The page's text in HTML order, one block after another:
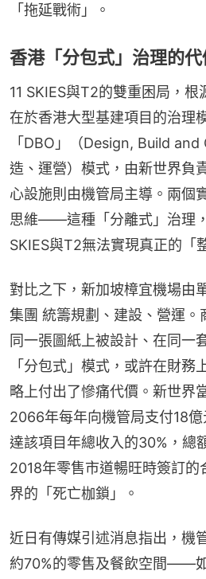
「拖延戰術」。
香港「分包式」治理的代
11 SKIES與T2的雙重困局，
在於香港大型基建項目的治理
「DBO」（Design, Build
造、運營）模式，由新世界負
心設施則由機管局主導。兩個
思維——這種「分離式」治理
SKIES與T2無法實現真正的「
對比之下，新加坡樟宜機場
集團 統籌規劃、建設、營運。
同一張圖紙上被設計、在同一
「分包式」模式，或許在財務
略上付出了慘痛代價。新世界
2066年每年向機管局支付18
達該項目年總收入的30%，總
2018年零售市道暢旺時簽訂的
界的「死亡枷鎖」。
近日有傳媒引述消息指出，機
約70%的零售及餐飲空間——